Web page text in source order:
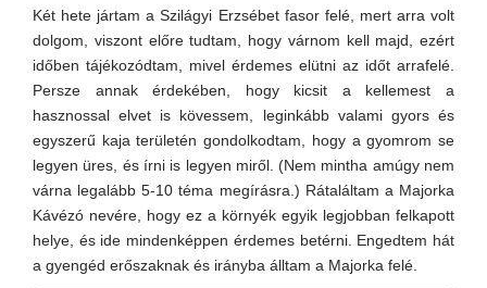
Két hete jártam a Szilágyi Erzsébet fasor felé, mert arra volt
dolgom, viszont előre tudtam, hogy várnom kell majd, ezért
időben tájékozódtam, mivel érdemes elütni az időt arrafelé.
Persze annak érdekében, hogy kicsit a kellemest a
hasznossal elvet is kövessem, leginkább valami gyors és
egyszerű kaja területén gondolkodtam, hogy a gyomrom se
legyen üres, és írni is legyen miről. (Nem mintha amúgy nem
várna legalább 5-10 téma megírásra.) Rátaláltam a Majorka
Kávézó nevére, hogy ez a környék egyik legjobban felkapott
helye, és ide mindenképpen érdemes betérni. Engedtem hát
a gyengéd erőszaknak és irányba álltam a Majorka felé.